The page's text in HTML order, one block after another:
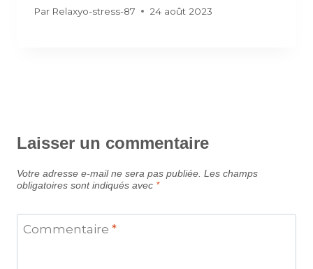
Par Relaxyo-stress-87 24 août 2023
Laisser un commentaire
Votre adresse e-mail ne sera pas publiée. Les champs
obligatoires sont indiqués avec *
Commentaire *